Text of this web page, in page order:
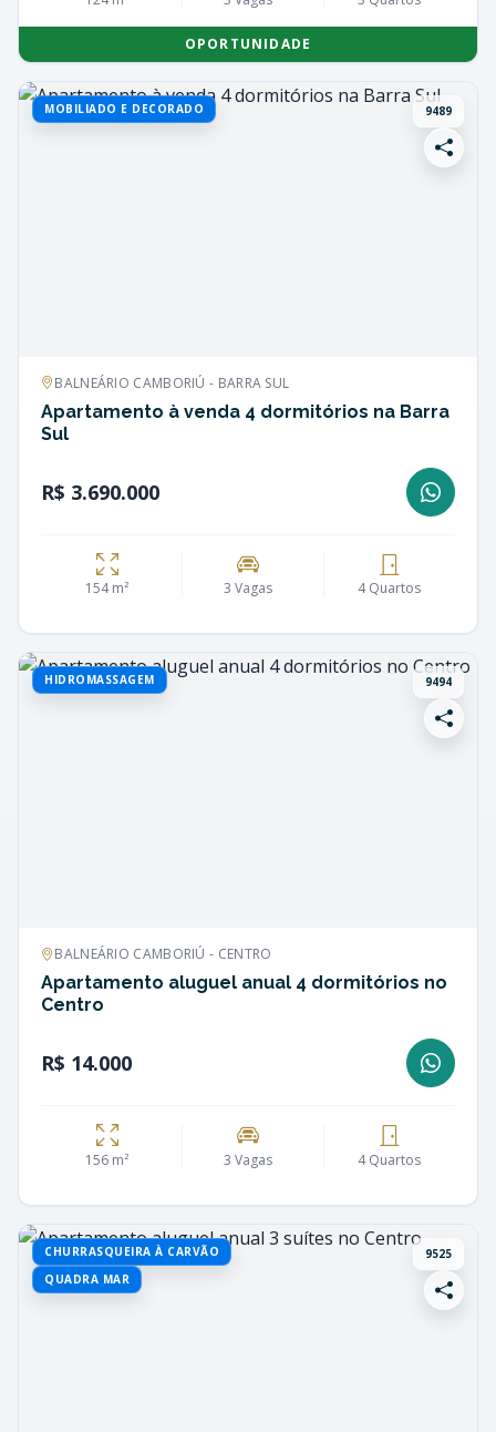
OPORTUNIDADE
MOBILIADO E DECORADO 9489
BALNEÁRIO CAMBORIÚ - BARRA SUL
Apartamento à venda 4 dormitórios na Barra
Sul
R$ 3.690.000
154 m² 3 Vagas 4 Quartos
HIDROMASSAGEM 9494
BALNEÁRIO CAMBORIÚ - CENTRO
Apartamento aluguel anual 4 dormitórios no
Centro
R$ 14.000
156 m² 3 Vagas 4 Quartos
CHURRASQUEIRA À CARVÃO
QUADRA MAR
9525